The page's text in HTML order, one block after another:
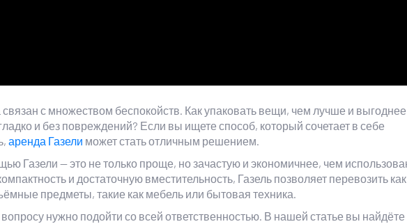
связан с множеством беспокойств. Как упаковать вещи, чем лучше и
и без повреждений? Если вы ищете способ, который сочетает в себе
аренда Газели может стать отличным решением.
Газели — это не только проще, но зачастую и экономичнее, чем
и достаточную вместительность, Газель позволяет перевозить как
предметы, такие как мебель или бытовая техника.
нужно подойти со всей ответственностью. В нашей статье вы